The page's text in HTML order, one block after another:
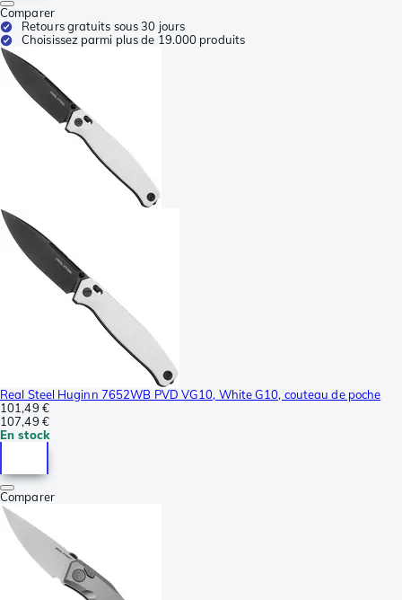
Comparer
Retours gratuits sous 30 jours
Choisissez parmi plus de 19.000 produits
Real Steel Huginn 7652WB PVD VG10, White G10, couteau de poche
101,49 €
107,49 €
En stock
Comparer